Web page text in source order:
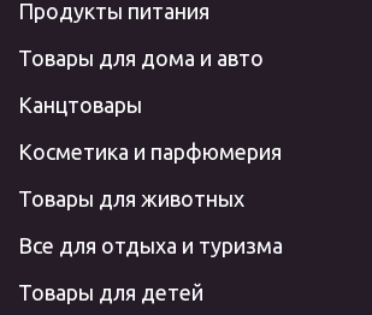
Продукты питания
Товары для дома и авто
Канцтовары
Косметика и парфюмерия
Товары для животных
Все для отдыха и туризма
Товары для детей